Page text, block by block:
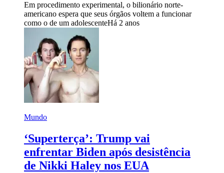
Em procedimento experimental, o bilionário norte-
americano espera que seus órgãos voltem a funcionar
como o de um adolescenteHá 2 anos
Mundo
‘Superterça’: Trump vai
enfrentar Biden após desistência
de Nikki Haley nos EUA